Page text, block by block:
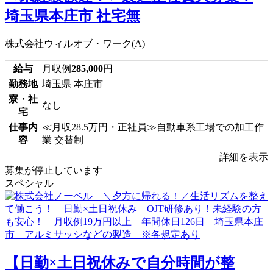
埼玉県本庄市 社宅無
株式会社ウィルオブ・ワーク(A)
給与 月収例285,000円
勤務地 埼玉県 本庄市
寮・社
宅
なし
仕事内
容
≪月収28.5万円・正社員≫自動車系工場での加工作
業 交替制
詳細を表示
募集が停止しています
スペシャル
【日勤×土日祝休みで自分時間が整